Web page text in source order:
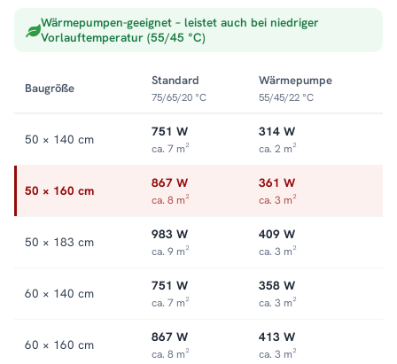
gibt. So verbindet der ALRONA Funktion und Gestaltung im
Handtuchheizkörper seitlich offen
Wärmepumpen-geeignet – leistet auch bei niedriger
Vorlauftemperatur (55/45 °C)
Baugröße
Standard
75/65/20 °C
Wärmepumpe
55/45/22 °C
50 × 140 cm 751 W
ca. 7 m²
314 W
ca. 2 m²
50 × 160 cm 867 W
ca. 8 m²
361 W
ca. 3 m²
50 × 183 cm 983 W
ca. 9 m²
409 W
ca. 3 m²
60 × 140 cm 751 W
ca. 7 m²
358 W
ca. 3 m²
60 × 160 cm 867 W
ca. 8 m²
413 W
ca. 3 m²